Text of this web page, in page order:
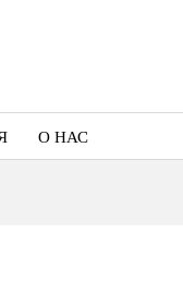
О НАС